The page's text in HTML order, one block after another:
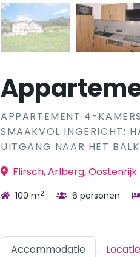
APPARTEMENT 4-
SMAAKVOL INGERICHT:
UITGANG NAAR HET
Flirsch, Arlberg, Oostenrijk
100 m2 6 personen
Accommodatie Locatie